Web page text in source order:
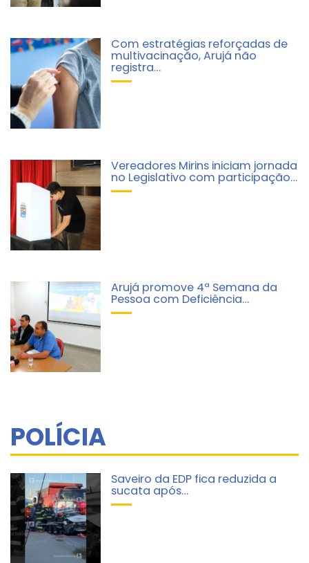
Com estratégias reforçadas de
multivacinação, Arujá não
registra…
Vereadores Mirins iniciam jornada
no Legislativo com participação…
Arujá promove 4ª Semana da
Pessoa com Deficiência…
POLÍCIA
Saveiro da EDP fica reduzida a
sucata após…